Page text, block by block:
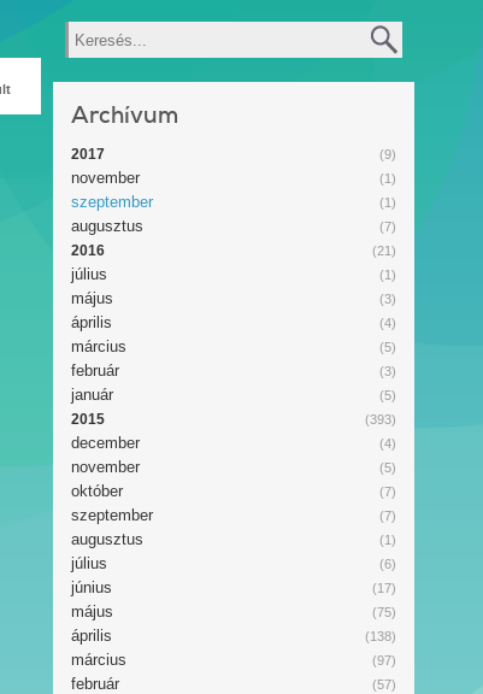
Keresés
Archívum
(9)
2017
(1)
november
(1)
szeptember
(7)
augusztus
(21)
2016
(1)
július
(3)
május
(4)
április
(5)
március
(3)
február
(5)
január
(393)
2015
(4)
december
(5)
november
(7)
október
(7)
szeptember
(1)
augusztus
(6)
július
(17)
június
(75)
május
(138)
április
(97)
március
(57)
február